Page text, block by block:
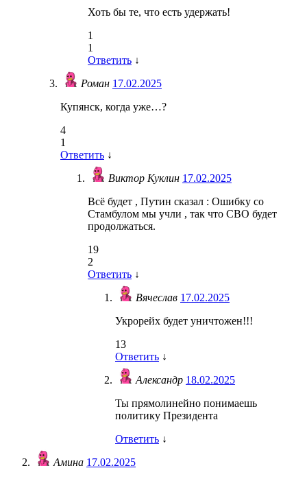
Хоть бы те, что есть удержать!
1
1
Ответить ↓
Роман 17.02.2025
Купянск, когда уже…?
4
1
Ответить ↓
Виктор Куклин 17.02.2025
Всё будет , Путин сказал : Ошибку со
Стамбулом мы учли , так что СВО будет
продолжаться.
19
2
Ответить ↓
Вячеслав 17.02.2025
Укрорейх будет уничтожен!!!
13
Ответить ↓
Александр 18.02.2025
Ты прямолинейно понимаешь
политику Президента
Ответить ↓
Амина 17.02.2025